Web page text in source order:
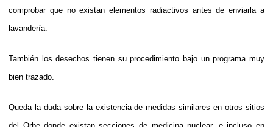
comprobar que no existan elementos radiactivos antes de enviarla a
lavandería.
También los desechos tienen su procedimiento bajo un programa muy
bien trazado.
Queda la duda sobre la existencia de medidas similares en otros sitios